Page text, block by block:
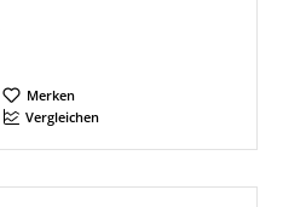
Merken
Vergleichen